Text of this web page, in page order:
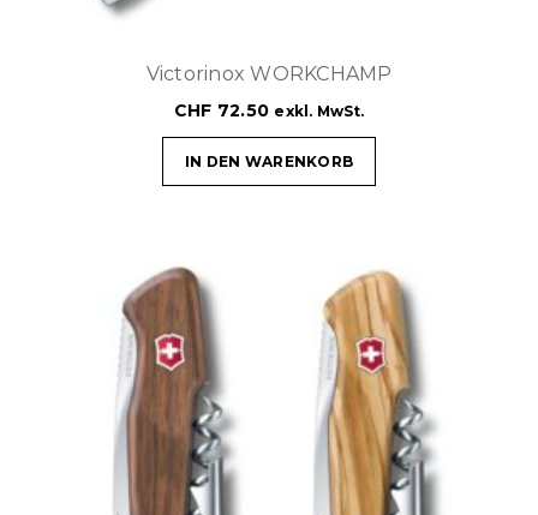
Victorinox WORKCHAMP
CHF 72.50 exkl. MwSt.
IN DEN WARENKORB